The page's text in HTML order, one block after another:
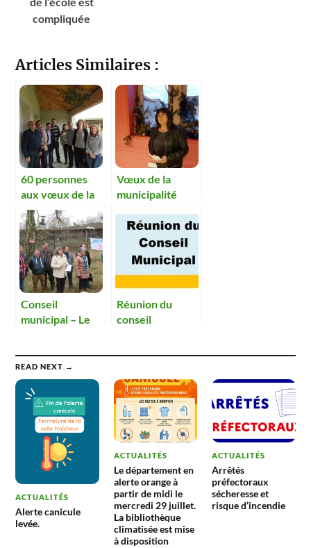
compliquée
Articles Similaires :
60 personnes
aux vœux de la
municipalité.
Vœux de la
municipalité
Conseil
municipal – Le
pour l’avenir du
site des Oignons
Réunion du
conseil
READ NEXT →
ACTUALITÉS
Alerte canicule
levée.
ACTUALITÉS
Le département en
alerte orange à
partir de midi le
mercredi 29 juillet.
La bibliothèque
climatisée est mise
à disposition
ACTUALITÉS
Arrêtés
préfectoraux
sécheresse et
risque d’incendie